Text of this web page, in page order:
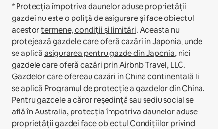
* Protecția împotriva daunelor aduse proprietății
gazdei nu este o poliță de asigurare și face obiectul
acestortermene, condiții și limitări.Aceasta nu
protejează gazdele care oferă cazări în Japonia, unde
se aplicăasigurarea pentru gazde din Japonia, nici
gazdele care oferă cazări prin Airbnb Travel, LLC.
Gazdelor care ofereau cazări în China continentală li
se aplică Programul de protecție a gazdelor din China.
Pentru gazdele a căror reședință sau sediu social se
află în Australia, protecția împotriva daunelor aduse
proprietății gazdei face obiectulCondițiilor privind